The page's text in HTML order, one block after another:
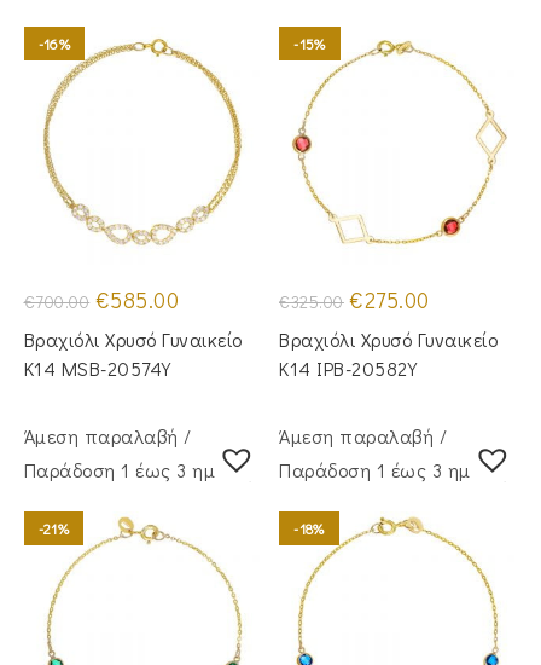
-16%
€700.00 Original
price
was:
€700.00.
€585.00
είναι:
Βραχιόλι Χρυσό Γυναικείο
Κ14 MSB-20574Y
-15%
€325.00 Original
price
was:
€325.00.
€275.00
είναι:
Βραχιόλι Χρυσό Γυναικείο
Κ14 IPB-20582Y
Άμεση παραλαβή /
Παράδoση 1 έως 3 ημέρες
-21%
Άμεση παραλαβή /
Παράδoση 1 έως 3 ημέρες
-18%